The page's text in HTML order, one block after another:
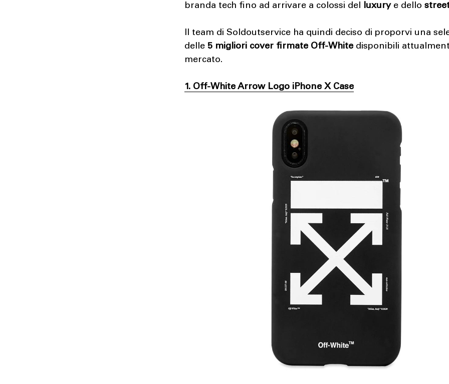
branda tech fino ad arrivare a colossi del luxurye dello
Il team di Soldoutservice ha quindi deciso di proporvi una
delle 5 migliori cover firmate Off-White disponibili
mercato.
1. Off-White Arrow Logo iPhone X Case